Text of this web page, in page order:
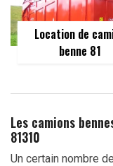
Location de
benne 81
Les camions
81310
Un certain nombre